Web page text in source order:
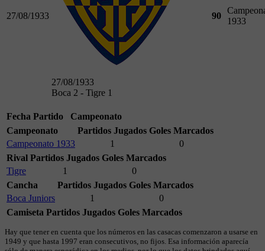
27/08/1933
27/08/1933
Boca 2 - Tigre 1
90
1933
Fecha Partido
Campeonato
Campeonato
Partidos Jugados Goles Marcados
Campeonato 1933
1
0
Rival Partidos Jugados Goles Marcados
Tigre
1
0
Cancha
Partidos Jugados Goles Marcados
Boca Juniors
1
0
Camiseta Partidos Jugados Goles Marcados
Hay que tener en cuenta que los números en las casacas comenzaron a usarse en
1949 y que hasta 1997 eran consecutivos, no fijos. Esa información aparecía